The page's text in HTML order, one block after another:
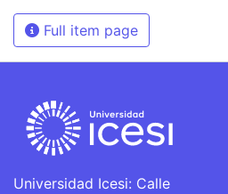
Full item page
Universidad Icesi: Calle